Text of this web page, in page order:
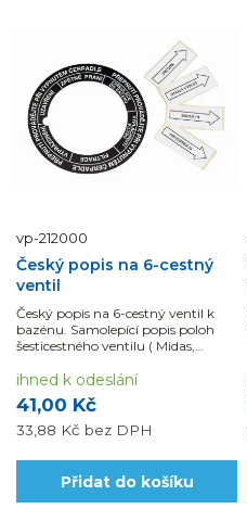
vp-212000
Český popis na 6-cestný
ventil
Český popis na 6-cestný ventil k
bazénu. Samolepící popis poloh
šesticestného ventilu ( Midas,
jednotlivých funkcí pro snadnou
obsluhu ventilu.
41,00 Kč
33,88 Kč bez DPH
ihned k odeslání
Přidat do košíku